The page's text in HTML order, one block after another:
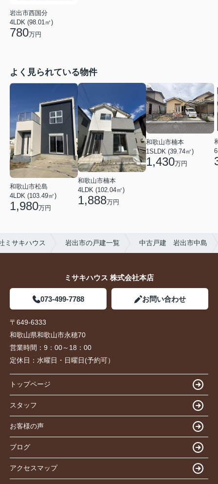
岩出市西国分
4LDK (98.01㎡)
780万円
よく見られている物件
和歌山市松島
4LDK (103.49㎡)
1,980万円
和歌山市楠本
4LDK (102.04㎡)
1,888万円
和歌山市楠本
1SLDK (39.74㎡)
1,430万円
ミサキハウス 岩出市の戸建一覧 中古戸建 岩出市中島
ミサキハウス 株式会社本店
073-499-7788 お問い合わせ
〒649-6333
和歌山県和歌山市永穂70
営業時間： 9：00～18：00
定休日： 水曜日・日曜日(予約可）
トップページ
スタッフ
お客様の声
ブログ
アクセスマップ